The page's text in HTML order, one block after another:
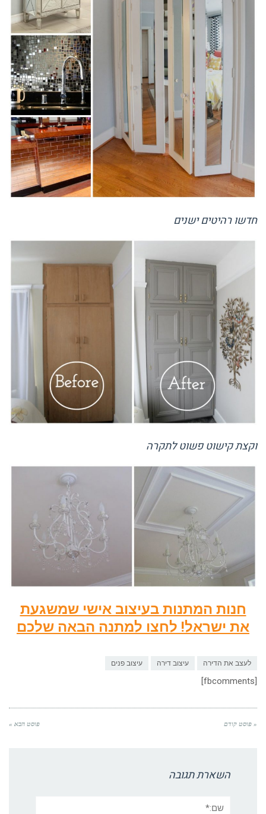
חדשו רהיטים ישנים
וקצת קישוט פשוט לתקרה
חנות המתנות בעיצוב אישי שמשגעת
את ישראל! לחצו למתנה הבאה שלכם
לעצב את הדירה עיצוב דירה עיצוב פנים
[fbcomments]
« פוסט קודם פוסט הבא »
השארת תגובה